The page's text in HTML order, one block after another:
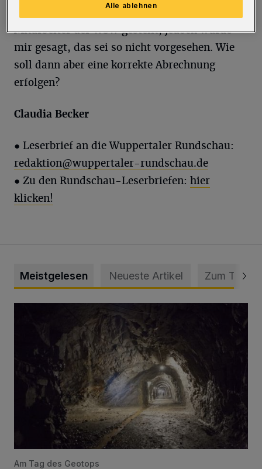
Diese Frage habe ich telefonisch einem
Mitarbeiter der WSW gestellt, jedoch wurde
mir gesagt, das sei so nicht vorgesehen. Wie
soll dann aber eine korrekte Abrechnung
erfolgen?
Claudia Becker
● Leserbrief an die Wuppertaler Rundschau:
redaktion@wuppertaler-rundschau.de
● Zu den Rundschau-Leserbriefen: hier
klicken!
Meistgelesen Neueste Artikel Zum Thema
Am Tag des Geotops
Alle ablehnen